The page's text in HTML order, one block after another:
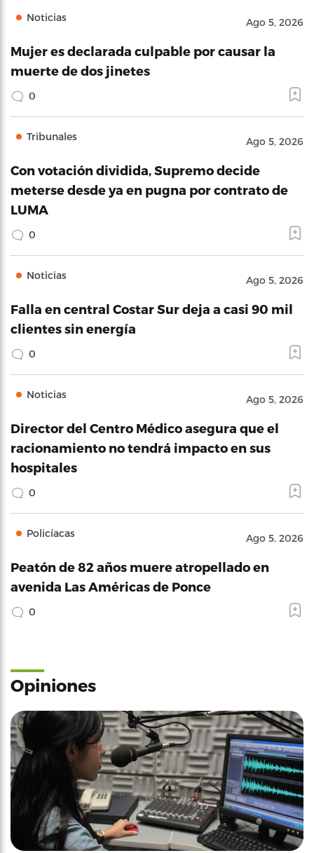
Noticias Ago 5, 2026
Mujer es declarada culpable por causar la
muerte de dos jinetes
0
Tribunales Ago 5, 2026
Con votación dividida, Supremo decide
meterse desde ya en pugna por contrato de
LUMA
0
Noticias Ago 5, 2026
Falla en central Costar Sur deja a casi 90 mil
clientes sin energía
0
Noticias Ago 5, 2026
Director del Centro Médico asegura que el
racionamiento no tendrá impacto en sus
hospitales
0
Policíacas Ago 5, 2026
Peatón de 82 años muere atropellado en
avenida Las Américas de Ponce
0
Opiniones